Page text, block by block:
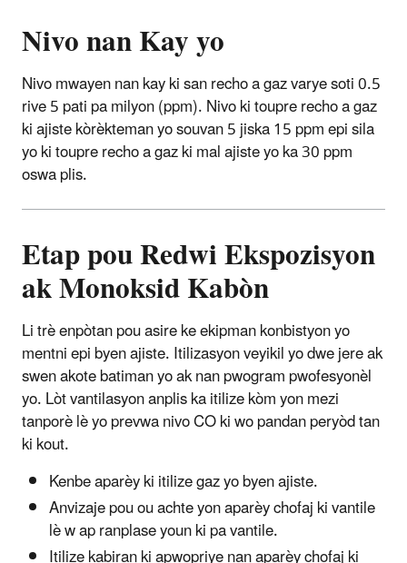
Nivo nan Kay yo
Nivo mwayen nan kay ki san recho a gaz varye soti 0.5
rive 5 pati pa milyon (ppm). Nivo ki toupre recho a gaz
ki ajiste kòrèkteman yo souvan 5 jiska 15 ppm epi sila
yo ki toupre recho a gaz ki mal ajiste yo ka 30 ppm
oswa plis.
Etap pou Redwi Ekspozisyon
ak Monoksid Kabòn
Li trè enpòtan pou asire ke ekipman konbistyon yo
mentni epi byen ajiste. Itilizasyon veyikil yo dwe jere ak
swen akote batiman yo ak nan pwogram pwofesyonèl
yo. Lòt vantilasyon anplis ka itilize kòm yon mezi
tanporè lè yo prevwa nivo CO ki wo pandan peryòd tan
ki kout.
Kenbe aparèy ki itilize gaz yo byen ajiste.
Anvizaje pou ou achte yon aparèy chofaj ki vantile
lè w ap ranplase youn ki pa vantile.